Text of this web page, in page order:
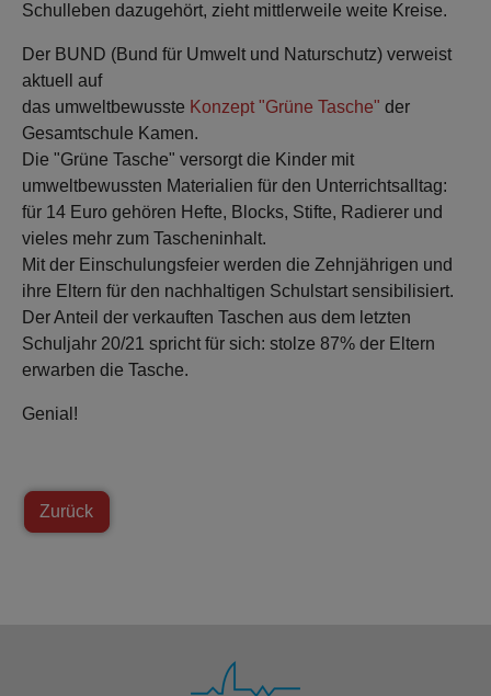
Schulleben dazugehört, zieht mittlerweile weite Kreise.
Der BUND (Bund für Umwelt und Naturschutz) verweist
aktuell auf
das umweltbewusste Konzept "Grüne Tasche" der
Gesamtschule Kamen.
Die "Grüne Tasche" versorgt die Kinder mit
umweltbewussten Materialien für den Unterrichtsalltag:
für 14 Euro gehören Hefte, Blocks, Stifte, Radierer und
vieles mehr zum Tascheninhalt.
Mit der Einschulungsfeier werden die Zehnjährigen und
ihre Eltern für den nachhaltigen Schulstart sensibilisiert.
Der Anteil der verkauften Taschen aus dem letzten
Schuljahr 20/21 spricht für sich: stolze 87% der Eltern
erwarben die Tasche.
Genial!
Zurück